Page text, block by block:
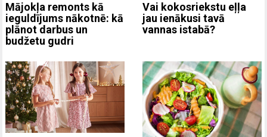
Mājokļa remonts kā
ieguldījums nākotnē: kā
plānot darbus un
budžetu gudri
Vai kokosriekstu eļļa
jau ienākusi tavā
vannas istabā?